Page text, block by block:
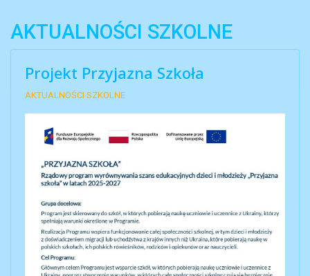
AKTUALNOŚCI SZKOLNE
Projekt Przyjazna Szkoła
AKTUALNOŚCI SZKOLNE